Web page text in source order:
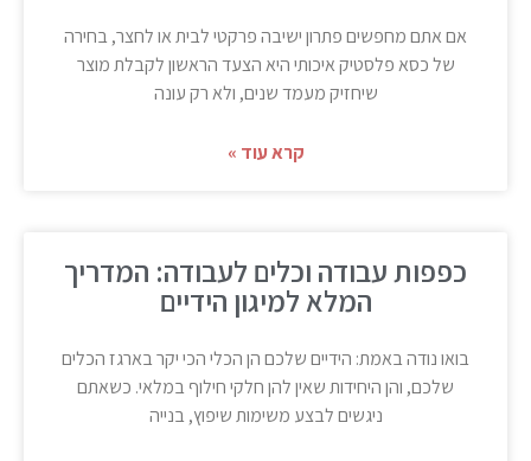
אם אתם מחפשים פתרון ישיבה פרקטי לבית או לחצר, בחירה
של כסא פלסטיק איכותי היא הצעד הראשון לקבלת מוצר
שיחזיק מעמד שנים, ולא רק עונה
קרא עוד »
כפפות עבודה וכלים לעבודה: המדריך
המלא למיגון הידיים
בואו נודה באמת: הידיים שלכם הן הכלי הכי יקר בארגז הכלים
שלכם, והן היחידות שאין להן חלקי חילוף במלאי. כשאתם
ניגשים לבצע משימות שיפוץ, בנייה